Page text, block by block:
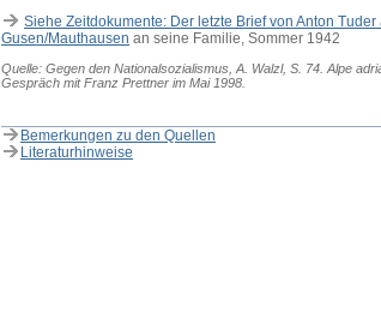
Siehe Zeitdokumente: Der letzte Brief von Anton Tuder
Gusen/Mauthausen an seine Familie, Sommer 1942
Quelle: Gegen den Nationalsozialismus, A. Walzl, S. 74. Alpe
Gespräch mit Franz Prettner im Mai 1998.
Bemerkungen zu den Quellen
Literaturhinweise